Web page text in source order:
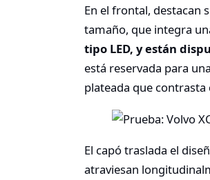
En el frontal, destacan
tamaño, que integra
tipo LED, y están
está reservada para
plateada que
El capó traslada el
atraviesan